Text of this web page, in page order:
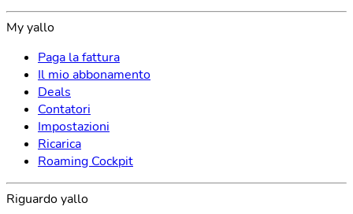
My yallo
Paga la fattura
Il mio abbonamento
Deals
Contatori
Impostazioni
Ricarica
Roaming Cockpit
Riguardo yallo